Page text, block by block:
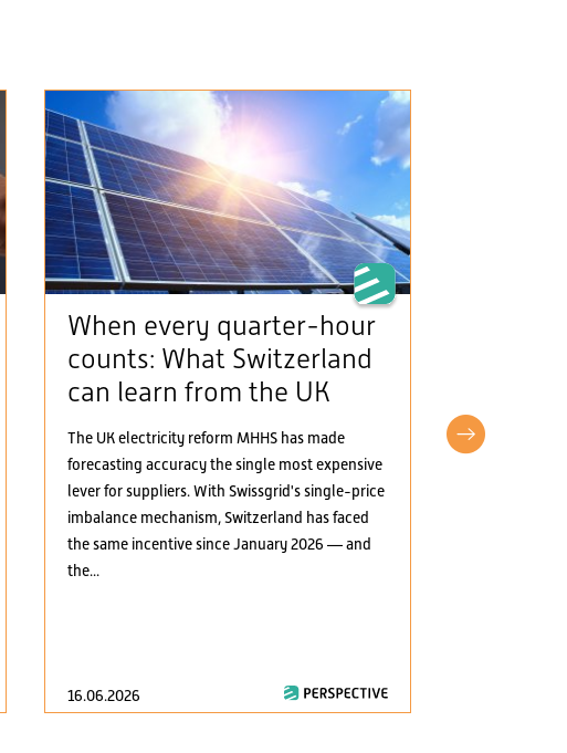
When every quarter-hour
counts: What Switzerland
can learn from the UK
The UK electricity reform MHHS has made
forecasting accuracy the single most expensive
lever for suppliers. With Swissgrid's single-price
imbalance mechanism, Switzerland has faced
the same incentive since January 2026 — and
the...
16.06.2026